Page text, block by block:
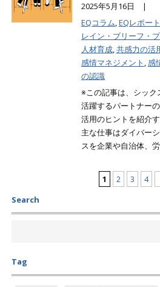
2025年5月16日 |
EQコラム,EQレポート
レイン・ブリーフ・
人材育成,共感力の活
感情マネジメント ,感
の認識
※この記事は、シック
活躍するパートナー
活用のヒントを紹介
主な仕事はダイバー
スを企業や自治体、
1 2 3
4
Search
Tag